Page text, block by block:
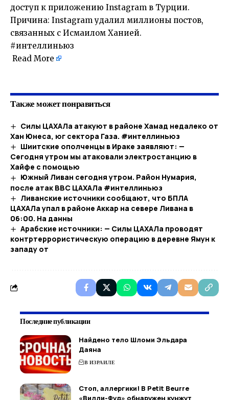
доступ к приложению Instagram в Турции.
Причина: Instagram удалил миллионы постов,
связанных с Исмаилом Ханией.
#интеллиньюз
Read More
Также может понравиться
Силы ЦАХАЛа атакуют в районе Хамад недалеко от
Хан Юнеса, юг сектора Газа. #интеллиньюз
Шиитские ополченцы в Ираке заявляют: —
Сегодня утром мы атаковали электростанцию ​​в
Хайфе с помощью
Южный Ливан сегодня утром. Район Нумария,
после атак ВВС ЦАХАЛа #интеллиньюз
Ливанские источники сообщают, что БПЛА
ЦАХАЛа упал в районе Аккар на севере Ливана в
06:00. На данны
Арабские источники: — Силы ЦАХАЛа проводят
контртеррористическую операцию в деревне Ямун к
западу от
Последние публикации
Найдено тело Шломи Эльдара
Даяна
В ИЗРАИЛЕ
Стоп, аллергики! В Petit Beurre
«Вилли-Фуд» обнаружен кунжут